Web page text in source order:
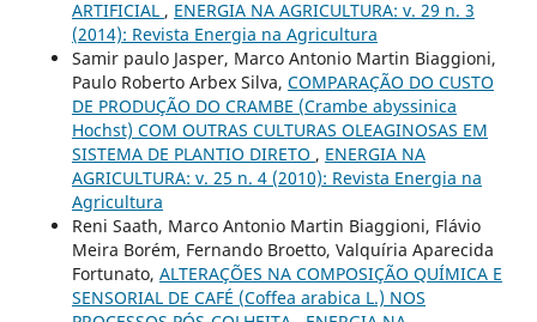
ARTIFICIAL , ENERGIA NA AGRICULTURA: v. 29 n. 3
(2014): Revista Energia na Agricultura
Samir paulo Jasper, Marco Antonio Martin Biaggioni,
Paulo Roberto Arbex Silva, COMPARAÇÃO DO CUSTO
DE PRODUÇÃO DO CRAMBE (Crambe abyssinica
Hochst) COM OUTRAS CULTURAS OLEAGINOSAS EM
SISTEMA DE PLANTIO DIRETO , ENERGIA NA
AGRICULTURA: v. 25 n. 4 (2010): Revista Energia na
Agricultura
Reni Saath, Marco Antonio Martin Biaggioni, Flávio
Meira Borém, Fernando Broetto, Valquíria Aparecida
Fortunato, ALTERAÇÕES NA COMPOSIÇÃO QUÍMICA E
SENSORIAL DE CAFÉ (Coffea arabica L.) NOS